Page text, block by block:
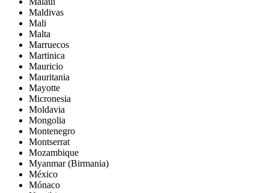
Maldivas
Mali
Malta
Marruecos
Martinica
Mauricio
Mauritania
Mayotte
Micronesia
Moldavia
Mongolia
Montenegro
Montserrat
Mozambique
Myanmar (Birmania)
México
Mónaco